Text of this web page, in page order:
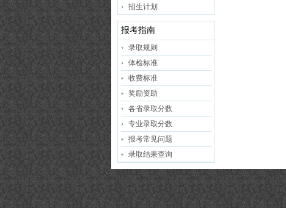
招生计划
报考指南
录取规则
体检标准
收费标准
奖励资助
各省录取分数
专业录取分数
报考常见问题
录取结果查询